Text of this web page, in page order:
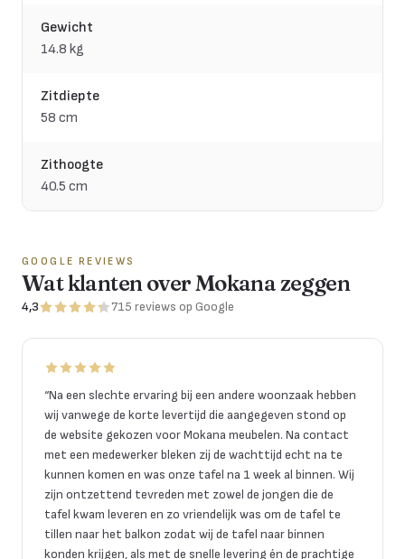
Gewicht
14.8 kg
Zitdiepte
58 cm
Zithoogte
40.5 cm
GOOGLE REVIEWS
Wat klanten over Mokana zeggen
4,3 715 reviews op Google
“Na een slechte ervaring bij een andere woonzaak hebben
wij vanwege de korte levertijd die aangegeven stond op
de website gekozen voor Mokana meubelen. Na contact
met een medewerker bleken zij de wachttijd echt na te
kunnen komen en was onze tafel na 1 week al binnen. Wij
zijn ontzettend tevreden met zowel de jongen die de
tafel kwam leveren en zo vriendelijk was om de tafel te
tillen naar het balkon zodat wij de tafel naar binnen
konden krijgen, als met de snelle levering én de prachtige